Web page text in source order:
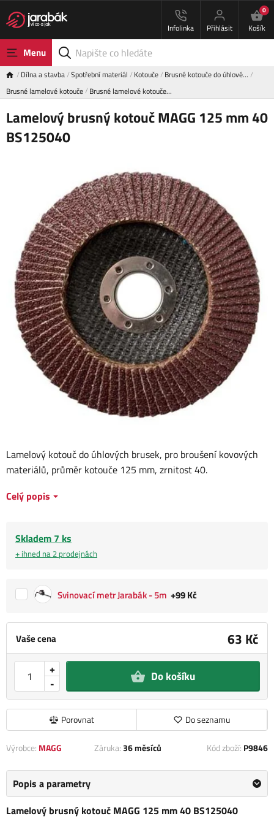
Infolinka Přihlásit
0
Košík
Menu
Dílna a stavba Spotřební materiál Kotouče Brusné kotouče do úhlové…
Brusné lamelové kotouče Brusné lamelové kotouče…
Lamelový brusný kotouč MAGG 125 mm 40
BS125040
Vaše cena 63 Kč
-
+ Do košíku
Porovnat Do seznamu
Lamelový kotouč do úhlových brusek, pro broušení kovových
materiálů, průměr kotouče 125 mm, zrnitost 40.
Celý popis
Skladem 7 ks
+ ihned na 2 prodejnách
Svinovací metr Jarabák - 5m +99 Kč
Výrobce: MAGG Záruka:36 měsíců Kód zboží: P9846
Popis a parametry
Lamelový brusný kotouč MAGG 125 mm 40 BS125040